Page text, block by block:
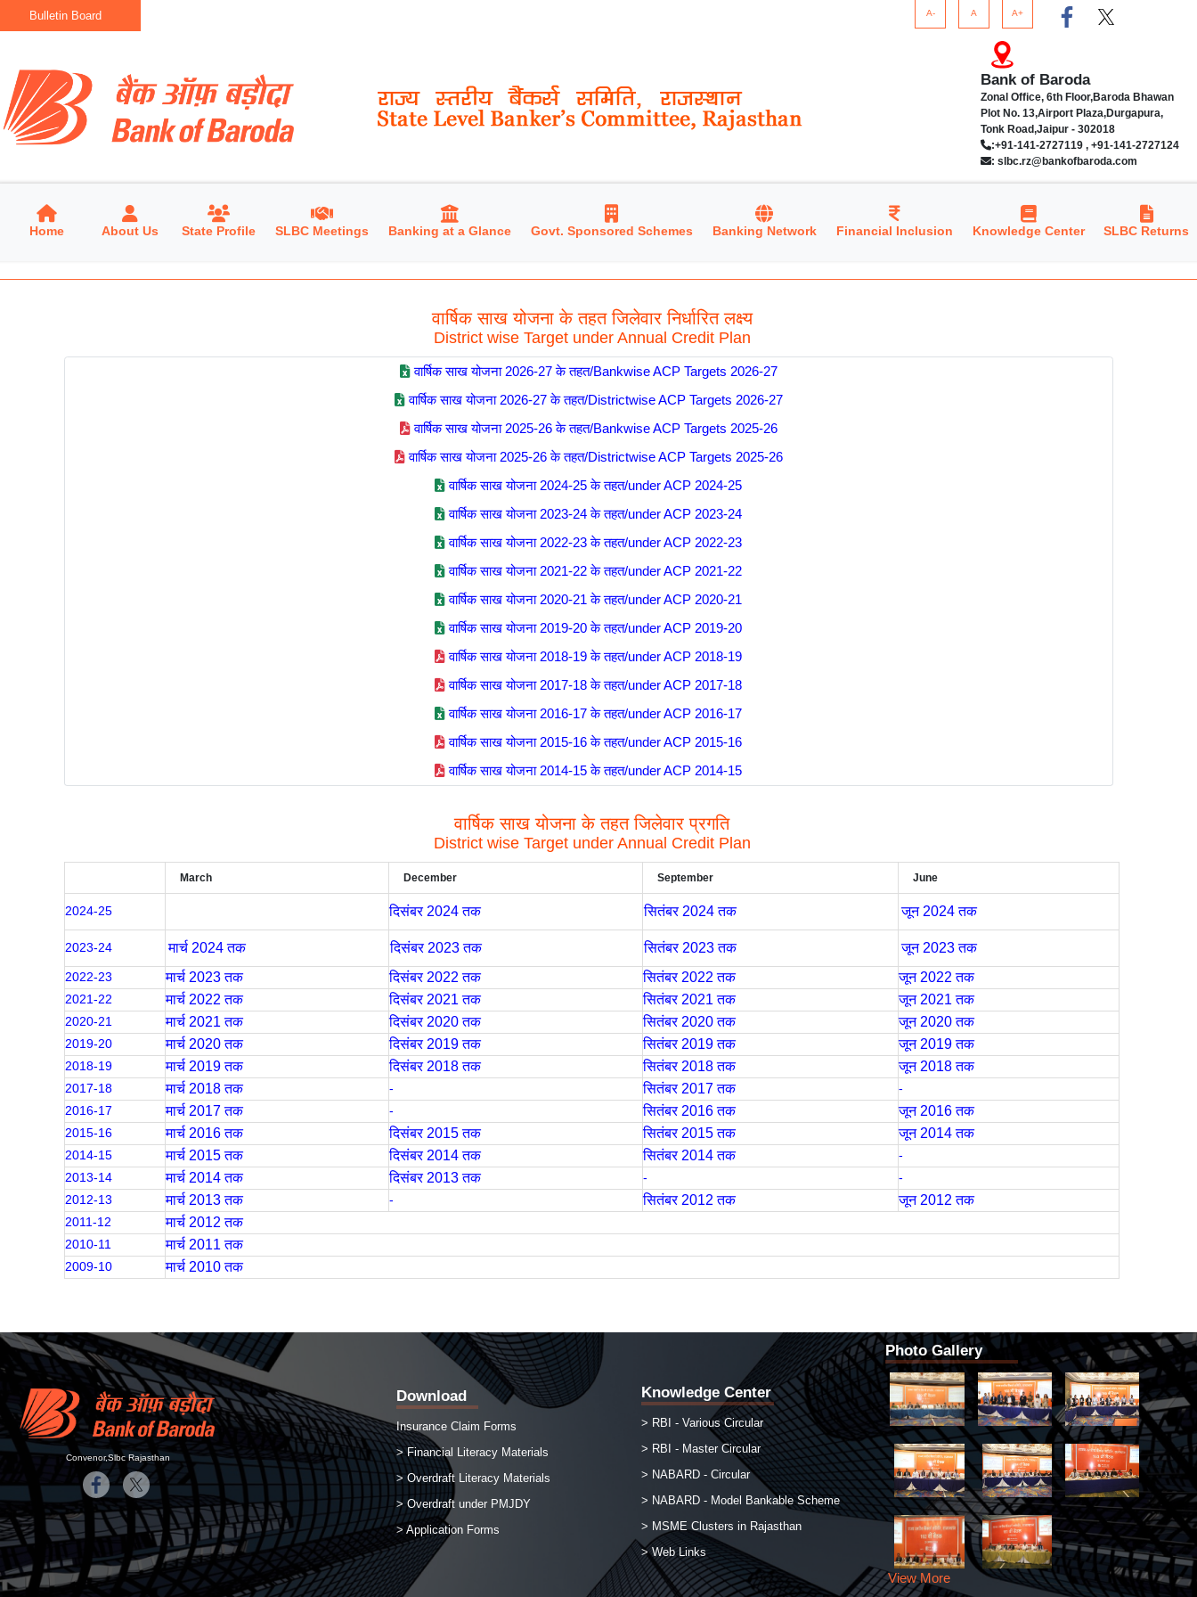
Bulletin Board A- A A+
Bank of Baroda
Zonal Office, 6th Floor,Baroda Bhawan
Plot No. 13,Airport Plaza,Durgapura,
Tonk Road,Jaipur - 302018
:+91-141-2727119 , +91-141-2727124
: slbc.rz@bankofbaroda.com
Home About Us State Profile SLBC Meetings Banking at a Glance Govt. Sponsored Schemes Banking Network Financial Inclusion Knowledge Center SLBC Returns
वार्षिक साख योजना के तहत जिलेवार निर्धारित लक्ष्य
District wise Target under Annual Credit Plan
वार्षिक साख योजना 2026-27 के तहत/Bankwise ACP Targets 2026-27
वार्षिक साख योजना 2026-27 के तहत/Districtwise ACP Targets 2026-27
वार्षिक साख योजना 2025-26 के तहत/Bankwise ACP Targets 2025-26
वार्षिक साख योजना 2025-26 के तहत/Districtwise ACP Targets 2025-26
वार्षिक साख योजना 2024-25 के तहत/under ACP 2024-25
वार्षिक साख योजना 2023-24 के तहत/under ACP 2023-24
वार्षिक साख योजना 2022-23 के तहत/under ACP 2022-23
वार्षिक साख योजना 2021-22 के तहत/under ACP 2021-22
वार्षिक साख योजना 2020-21 के तहत/under ACP 2020-21
वार्षिक साख योजना 2019-20 के तहत/under ACP 2019-20
वार्षिक साख योजना 2018-19 के तहत/under ACP 2018-19
वार्षिक साख योजना 2017-18 के तहत/under ACP 2017-18
वार्षिक साख योजना 2016-17 के तहत/under ACP 2016-17
वार्षिक साख योजना 2015-16 के तहत/under ACP 2015-16
वार्षिक साख योजना 2014-15 के तहत/under ACP 2014-15
वार्षिक साख योजना के तहत जिलेवार प्रगति
District wise Target under Annual Credit Plan
March December September June
2024-25 दिसंबर 2024 तक सितंबर 2024 तक जून 2024 तक
2023-24 मार्च 2024 तक दिसंबर 2023 तक सितंबर 2023 तक जून 2023 तक
2022-23 मार्च 2023 तक दिसंबर 2022 तक सितंबर 2022 तक जून 2022 तक
2021-22 मार्च 2022 तक दिसंबर 2021 तक सितंबर 2021 तक जून 2021 तक
2020-21 मार्च 2021 तक दिसंबर 2020 तक सितंबर 2020 तक जून 2020 तक
2019-20 मार्च 2020 तक दिसंबर 2019 तक सितंबर 2019 तक जून 2019 तक
2018-19 मार्च 2019 तक दिसंबर 2018 तक सितंबर 2018 तक जून 2018 तक
2017-18 मार्च 2018 तक - सितंबर 2017 तक
-
2016-17
मार्च 2017 तक - सितंबर 2016 तक जून 2016 तक
2015-16 मार्च 2016 तक दिसंबर 2015 तक सितंबर 2015 तक जून 2014 तक
2014-15 मार्च 2015 तक दिसंबर 2014 तक सितंबर 2014 तक
-
2013-14
मार्च 2014 तक दिसंबर 2013 तक -
-
2012-13
मार्च 2013 तक - सितंबर 2012 तक जून 2012 तक
2011-12 मार्च 2012 तक
2010-11 मार्च 2011 तक
2009-10 मार्च 2010 तक
Convenor,Slbc Rajasthan
Download
Insurance Claim Forms
> Financial Literacy Materials
> Overdraft Literacy Materials
> Overdraft under PMJDY
> Application Forms
Knowledge Center
> RBI - Various Circular
> RBI - Master Circular
> NABARD - Circular
> NABARD - Model Bankable Scheme
> MSME Clusters in Rajasthan
> Web Links
Photo Gallery
View More